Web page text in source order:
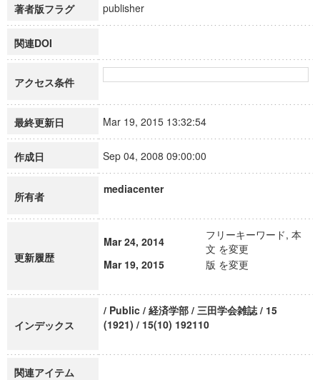
著者版フラグ publisher
関連DOI
アクセス条件
最終更新日 Mar 19, 2015 13:32:54
作成日 Sep 04, 2008 09:00:00
所有者
mediacenter
更新履歴
Mar 24, 2014
フリーキーワード, 本
文 を変更
Mar 19, 2015
版 を変更
インデックス
/ Public / 経済学部 / 三田学会雑誌 / 15
(1921) / 15(10) 192110
関連アイテム